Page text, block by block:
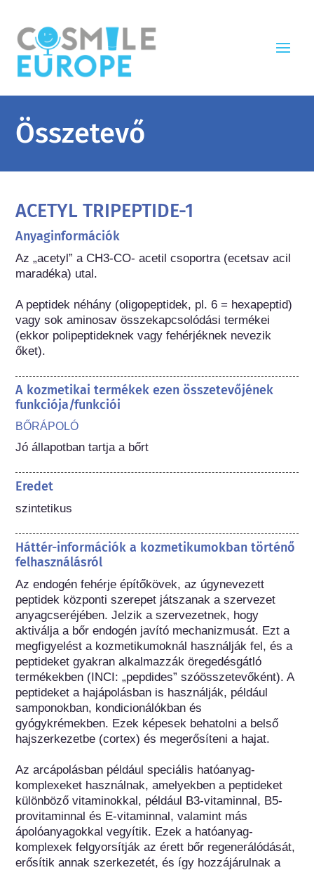
Összetevő
ACETYL TRIPEPTIDE-1
Anyaginformációk
Az „acetyl” a CH3-CO- acetil csoportra (ecetsav acil
maradéka) utal.
A peptidek néhány (oligopeptidek, pl. 6 = hexapeptid)
vagy sok aminosav összekapcsolódási termékei
(ekkor polipeptideknek vagy fehérjéknek nevezik
őket).
A kozmetikai termékek ezen összetevőjének
funkciója/funkciói
BŐRÁPOLÓ
Jó állapotban tartja a bőrt
Eredet
szintetikus
Háttér-információk a kozmetikumokban történő
felhasználásról
Az endogén fehérje építőkövek, az úgynevezett
peptidek központi szerepet játszanak a szervezet
anyagcseréjében. Jelzik a szervezetnek, hogy
aktiválja a bőr endogén javító mechanizmusát. Ezt a
megfigyelést a kozmetikumoknál használják fel, és a
peptideket gyakran alkalmazzák öregedésgátló
termékekben (INCI: „pepdides” szóösszetevőként). A
peptideket a hajápolásban is használják, például
samponokban, kondicionálókban és
gyógykrémekben. Ezek képesek behatolni a belső
hajszerkezetbe (cortex) és megerősíteni a hajat.
Az arcápolásban például speciális hatóanyag-
komplexeket használnak, amelyekben a peptideket
különböző vitaminokkal, például B3-vitaminnal, B5-
provitaminnal és E-vitaminnal, valamint más
ápolóanyagokkal vegyítik. Ezek a hatóanyag-
komplexek felgyorsítják az érett bőr regenerálódását,
erősítik annak szerkezetét, és így hozzájárulnak a